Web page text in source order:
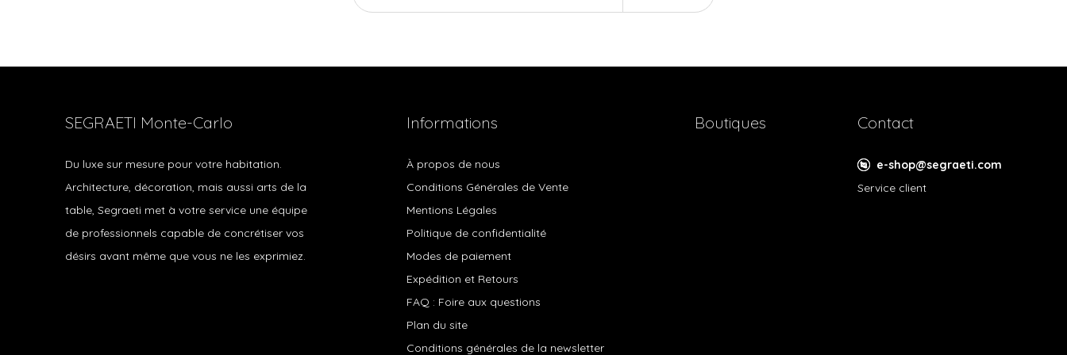
SEGRAETI Monte-Carlo
Du luxe sur mesure pour votre habitation.
Architecture, décoration, mais aussi arts de la
table, Segraeti met à votre service une équipe
de professionnels capable de concrétiser vos
désirs avant même que vous ne les exprimiez.
Informations
À propos de nous
Conditions Générales de Vente
Mentions Légales
Politique de confidentialité
Modes de paiement
Expédition et Retours
FAQ : Foire aux questions
Plan du site
Conditions générales de la newsletter
Boutiques Contact
e-shop@segraeti.com
Service client